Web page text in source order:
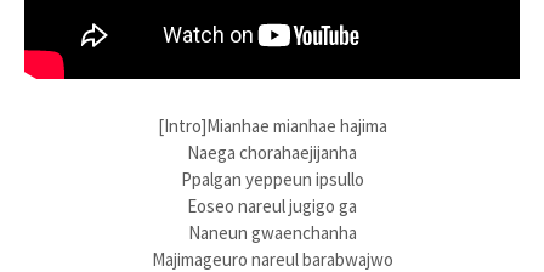
[Intro]Mianhae mianhae hajima
Naega chorahaejijanha
Ppalgan yeppeun ipsullo
Eoseo nareul jugigo ga
Naneun gwaenchanha
Majimageuro nareul barabwajwo